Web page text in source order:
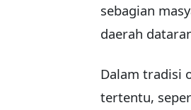
sebagian
daerah
Dalam tradisi
tertentu,